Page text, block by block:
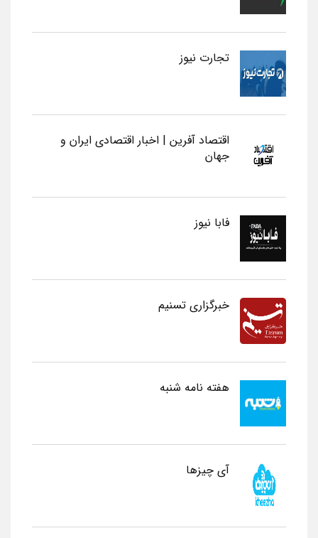
تجارت نیوز
اقتصاد آفرین | اخبار اقتصادی ایران و
جهان
فابا نیوز
خبرگزاری تسنیم
هفته نامه شنبه
آی چیزها